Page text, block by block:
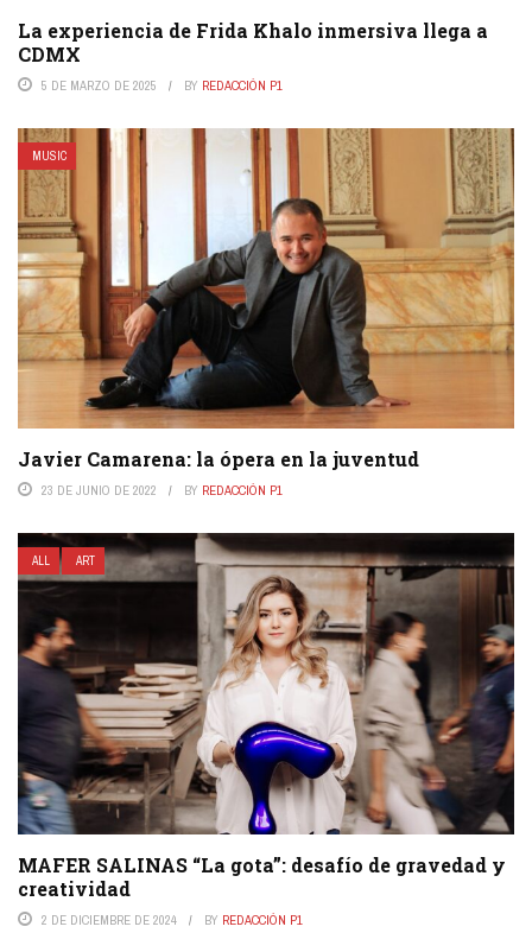
La experiencia de Frida Khalo inmersiva llega a
CDMX
5 DE MARZO DE 2025 BY REDACCIÓN P1
MUSIC
Javier Camarena: la ópera en la juventud
23 DE JUNIO DE 2022 BY REDACCIÓN P1
ALL ART
MAFER SALINAS “La gota”: desafío de gravedad y
creatividad
2 DE DICIEMBRE DE 2024 BY REDACCIÓN P1